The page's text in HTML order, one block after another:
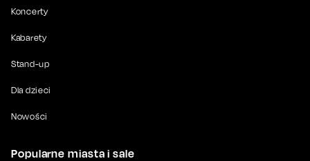
Koncerty
Kabarety
Stand-up
Dla dzieci
Nowości
Popularne miasta i sale